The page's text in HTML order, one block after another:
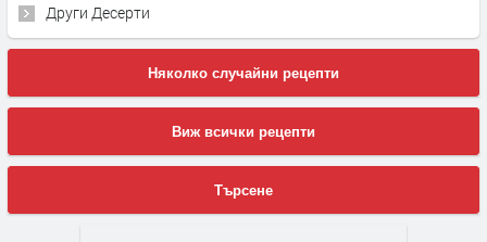
Други Десерти
Няколко случайни рецепти
Виж всички рецепти
Търсене